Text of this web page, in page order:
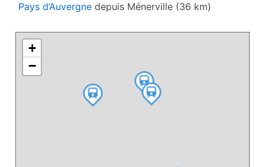
Pays d’Auvergne depuis Ménerville (36 km)
+
−